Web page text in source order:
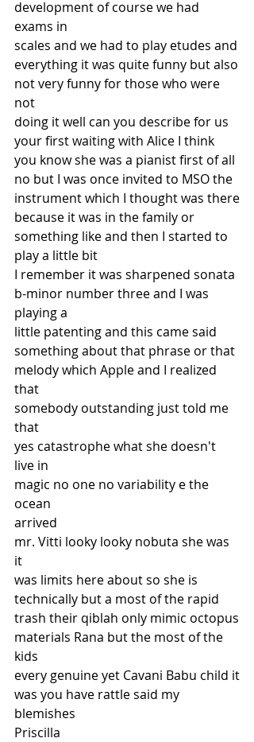
development of course we had
exams in
scales and we had to play etudes and
everything it was quite funny but also
not very funny for those who were
not
doing it well can you describe for us
your first waiting with Alice I think
you know she was a pianist first of all
no but I was once invited to MSO the
instrument which I thought was there
because it was in the family or
something like and then I started to
play a little bit
I remember it was sharpened sonata
b-minor number three and I was
playing a
little patenting and this came said
something about that phrase or that
melody which Apple and I realized
that
somebody outstanding just told me
that
yes catastrophe what she doesn't
live in
magic no one no variability e the
ocean
arrived
mr. Vitti looky looky nobuta she was
it
was limits here about so she is
technically but a most of the rapid
trash their qiblah only mimic octopus
materials Rana but the most of the
kids
every genuine yet Cavani Babu child it
was you have rattle said my
blemishes
Priscilla